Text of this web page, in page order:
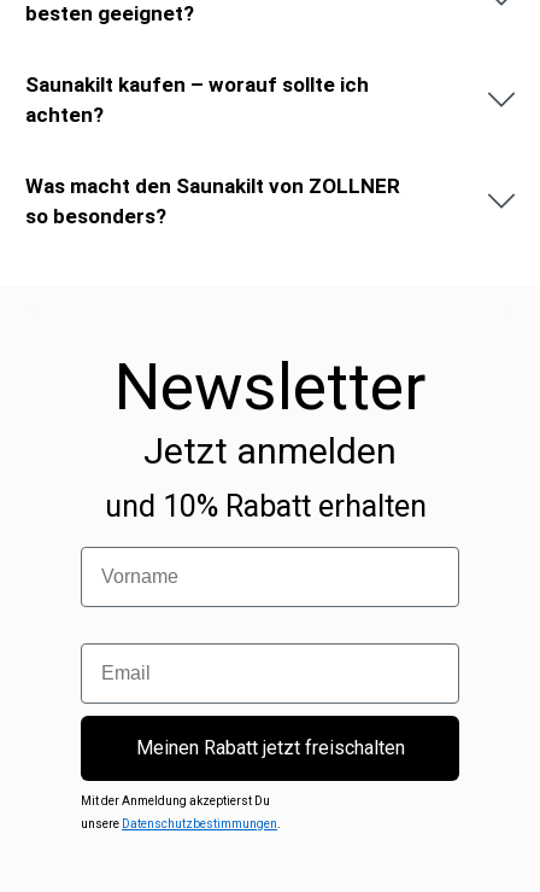
besten geeignet?
Saunakilt kaufen – worauf sollte ich
achten?
Was macht den Saunakilt von ZOLLNER
so besonders?
Newsletter
Jetzt anmelden
und 10% Rabatt erhalten
Vorname
Email
Meinen Rabatt jetzt freischalten
Mit der Anmeldung akzeptierst Du
unsere Datenschutzbestimmungen